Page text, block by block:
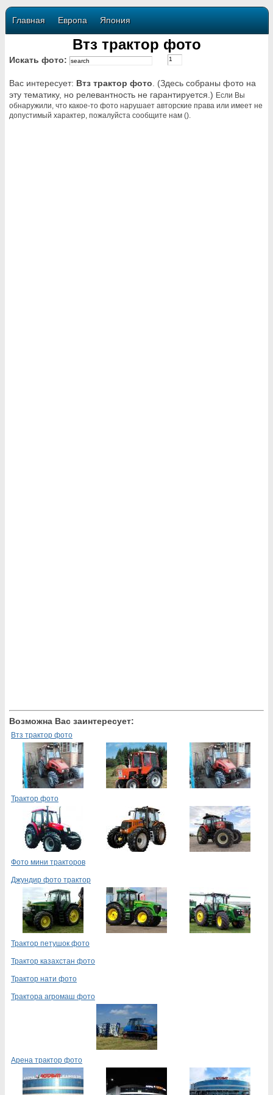
Главная Европа Япония
Втз трактор фото
Искать фото:
Вас интересует: Втз трактор фото . (Здесь собраны фото на
эту тематику, но релевантность не гарантируется.) Если Вы
обнаружили, что какое-то фото нарушает авторские права или имеет не
допустимый характер, пожалуйста сообщите нам ().
Возможна Вас заинтересует:
Втз трактор фото
Трактор фото
Фото мини тракторов
Джундир фото трактор
Трактор петушок фото
Трактор казахстан фото
Трактор нати фото
Трактора агромаш фото
Арена трактор фото